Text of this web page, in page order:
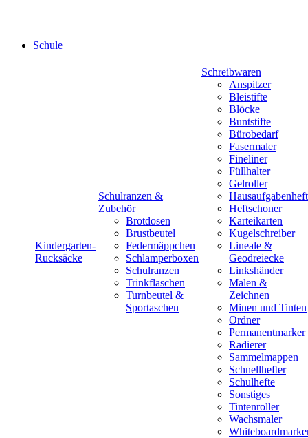
Schule
Kindergarten-
Rucksäcke
Schulranzen &
Zubehör
Brotdosen
Brustbeutel
Federmäppchen
Schlamperboxen
Schulranzen
Trinkflaschen
Turnbeutel &
Sportaschen
Schreibwaren
Anspitzer
Bleistifte
Blöcke
Buntstifte
Bürobedarf
Fasermaler
Fineliner
Füllhalter
Gelroller
Hausaufgabenheft
Heftschoner
Karteikarten
Kugelschreiber
Lineale &
Geodreiecke
Linkshänder
Malen &
Zeichnen
Minen und Tinten
Ordner
Permanentmarker
Radierer
Sammelmappen
Schnellhefter
Schulhefte
Sonstiges
Tintenroller
Wachsmaler